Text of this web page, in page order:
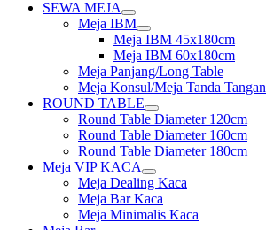
SEWA MEJA
Show
sub
menu
Meja IBM
Show
sub
menu
Meja IBM 45x180cm
Meja IBM 60x180cm
Meja Panjang/Long Table
Meja Konsul/Meja Tanda Tangan
ROUND TABLE
Show
sub
menu
Round Table Diameter 120cm
Round Table Diameter 160cm
Round Table Diameter 180cm
Meja VIP KACA
Show
sub
menu
Meja Dealing Kaca
Meja Bar Kaca
Meja Minimalis Kaca